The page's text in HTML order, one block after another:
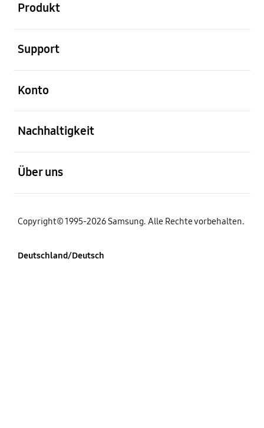
Produkt
Support
Konto
Nachhaltigkeit
Über uns
Copyright© 1995-2026 Samsung. Alle Rechte vorbehalten.
Deutschland/Deutsch